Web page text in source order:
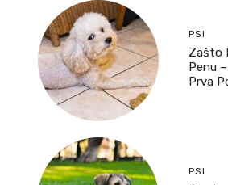
PSI
Zašto
Penu
Prva
PSI